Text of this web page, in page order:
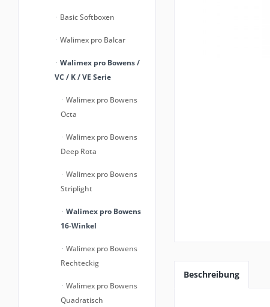
Basic Softboxen
Walimex pro Balcar
Walimex pro Bowens /
VC / K / VE Serie
Walimex pro Bowens
Octa
Walimex pro Bowens
Deep Rota
Walimex pro Bowens
Striplight
Walimex pro Bowens
16-Winkel
Walimex pro Bowens
Rechteckig
Walimex pro Bowens
Quadratisch
Beschreibung